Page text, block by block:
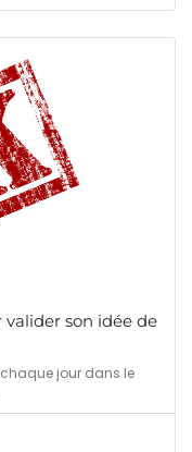
valider son idée de
jour dans le